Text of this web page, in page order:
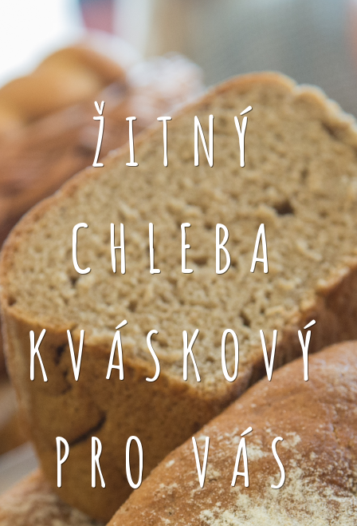
ŽITNÝ
CHLEBA
KVÁSKOVÝ
PRO VÁS